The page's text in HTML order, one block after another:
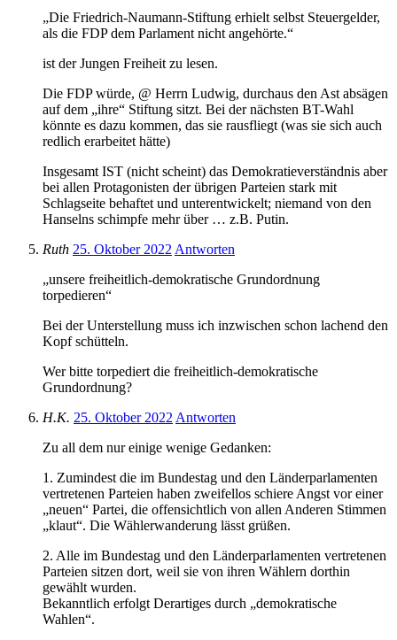
„Die Friedrich-Naumann-Stiftung erhielt selbst Steuergelder,
als die FDP dem Parlament nicht angehörte.“
ist der Jungen Freiheit zu lesen.
Die FDP würde, @ Herrn Ludwig, durchaus den Ast absägen
auf dem „ihre“ Stiftung sitzt. Bei der nächsten BT-Wahl
könnte es dazu kommen, das sie rausfliegt (was sie sich auch
redlich erarbeitet hätte)
Insgesamt IST (nicht scheint) das Demokratieverständnis aber
bei allen Protagonisten der übrigen Parteien stark mit
Schlagseite behaftet und unterentwickelt; niemand von den
Hanselns schimpfe mehr über … z.B. Putin.
Ruth 25. Oktober 2022Antworten
„unsere freiheitlich-demokratische Grundordnung
torpedieren“
Bei der Unterstellung muss ich inzwischen schon lachend den
Kopf schütteln.
Wer bitte torpediert die freiheitlich-demokratische
Grundordnung?
H.K. 25. Oktober 2022Antworten
Zu all dem nur einige wenige Gedanken:
1. Zumindest die im Bundestag und den Länderparlamenten
vertretenen Parteien haben zweifellos schiere Angst vor einer
„neuen“ Partei, die offensichtlich von allen Anderen Stimmen
„klaut“. Die Wählerwanderung lässt grüßen.
2. Alle im Bundestag und den Länderparlamenten vertretenen
Parteien sitzen dort, weil sie von ihren Wählern dorthin
gewählt wurden.
Bekanntlich erfolgt Derartiges durch „demokratische
Wahlen“.